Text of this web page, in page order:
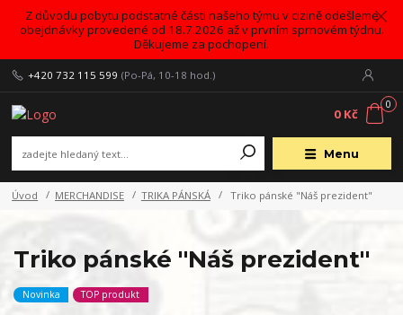
Z důvodu pobytu podstatné části našeho týmu v cizině odešleme
obejdnávky provedené od 18.7.2026 až v prvním sprnovém týdnu.
Děkujeme za pochopení.
Menu
+420 732 115 599 (Po-Pá, 10-18 hod.)
0
0 Kč
Úvod MERCHANDISE TRIKA PÁNSKÁ Triko pánské "Náš prezident"
Triko pánské "Náš prezident"
Novinka TOP produkt